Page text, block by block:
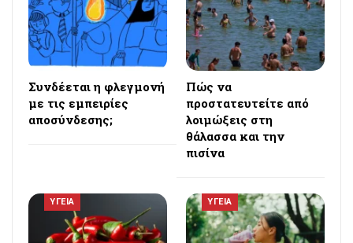
Συνδέεται η φλεγμονή
με τις εμπειρίες
αποσύνδεσης;
Πώς να
προστατευτείτε από
λοιμώξεις στη
θάλασσα και την
πισίνα
ΥΓΕΙΑ ΥΓΕΙΑ